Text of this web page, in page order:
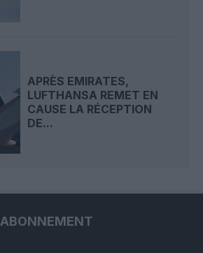
APRÈS EMIRATES,
LUFTHANSA REMET EN
CAUSE LA RÉCEPTION
DE...
ABONNEMENT